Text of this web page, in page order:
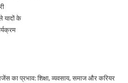
यादों के
का प्रभाव: शिक्षा, व्यवसाय, समाज और करियर